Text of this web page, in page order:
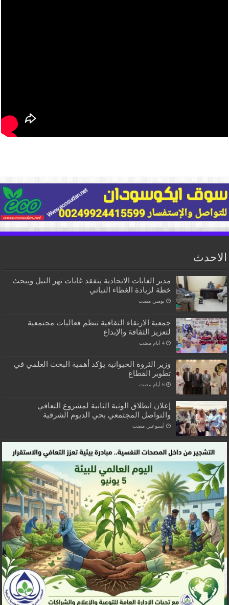
الاحدث
مدير الغابات الاتحادية يتفقد غابات نهر النيل ويبحث
خطة لزيادة الغطاء النباتي
‏يومين مضت
جمعية الارتقاء الثقافية تنظم فعاليات مجتمعية
لتعزيز الثقافة والإبداع
‏4 أيام مضت
وزير الثروة الحيوانية يؤكد أهمية البحث العلمي في
تطوير القطاع
‏6 أيام مضت
إعلان انطلاق الوثبة الثانية لمشروع التعافي
والتواصل المجتمعي بحي الديوم الشرقية
‏أسبوعين مضت